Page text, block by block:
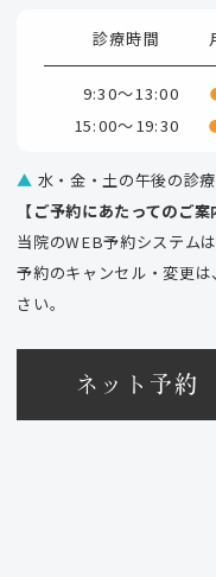
診療時間
9:30～13:00
15:00～19:30
▲ 水・金・土の午後の診
【ご予約にあたってのご案
当院のWEB予約システム
予約のキャンセル・変更
さい。
ネット予約